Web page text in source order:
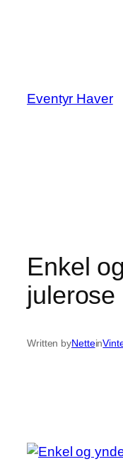
Eventyr Haver
Enkel
julerose
Written byNettein